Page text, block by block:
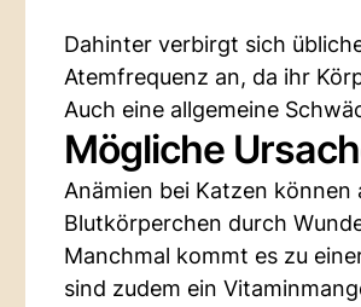
Dahinter verbirgt sich
Atemfrequenz an, da ihr
Auch eine allgemeine
Mögliche
Anämien bei Katzen
Blutkörperchen durch
Manchmal kommt es zu
sind zudem ein